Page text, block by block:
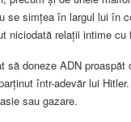
simțea în largul lui în
niciodată relații intime cu
doneze ADN proaspăt
într-adevăr lui
sau gazare.